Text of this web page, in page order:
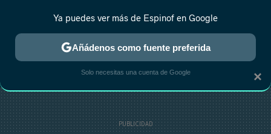
ESTRENOS REALITY ANIME RANKINGS CINE
×
Ya puedes ver más de Espinof en Google
Añádenos como fuente preferida
Solo necesitas una cuenta de Google